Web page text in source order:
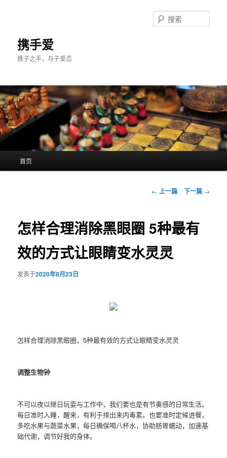
携手爱
携子之手，与子爱恋
索
首页
文
航
← 上一篇 下一篇 →
怎样合理消除黑眼圈 5种最有
效的方式让眼睛变水灵灵
发表于2020年8月23日
怎样合理消除黑眼圈，5种最有效的方式让眼睛变水灵灵
调整生物钟
不可以夜以继日玩耍与工作中，我们要也是有节奏感的日常生活。
每日准时入睡，醒来，有利于排出来内毒素。也要准时定候进餐，
多吃水果与蔬菜水果，每日确保喝八杯水，协助肠胃蠕动，加速基
础代谢，调节好我的身体。